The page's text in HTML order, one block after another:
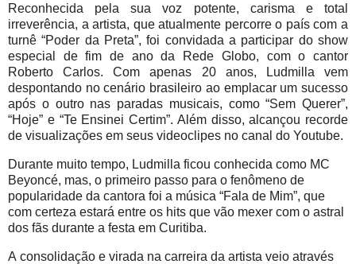
Reconhecida pela sua voz potente, carisma e total
irreverência, a artista, que atualmente percorre o país com a
turnê “Poder da Preta”, foi convidada a participar do show
especial de fim de ano da Rede Globo, com o cantor
Roberto Carlos. Com apenas 20 anos, Ludmilla vem
despontando no cenário brasileiro ao emplacar um sucesso
após o outro nas paradas musicais, como “Sem Querer”,
“Hoje” e “Te Ensinei Certim”. Além disso, alcançou recorde
de visualizações em seus videoclipes no canal do Youtube.
Durante muito tempo, Ludmilla ficou conhecida como MC
Beyoncé, mas, o primeiro passo para o fenômeno de
popularidade da cantora foi a música “Fala de Mim”, que
com certeza estará entre os hits que vão mexer com o astral
dos fãs durante a festa em Curitiba.
A consolidação e virada na carreira da artista veio através